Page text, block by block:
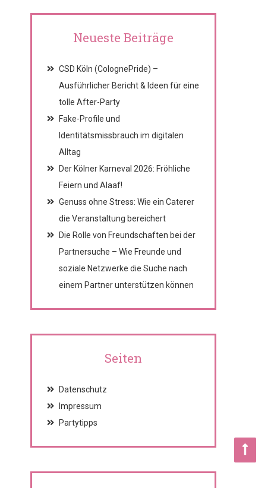
Neueste Beiträge
CSD Köln (ColognePride) –
Ausführlicher Bericht & Ideen für eine
tolle After-Party
Fake-Profile und
Identitätsmissbrauch im digitalen
Alltag
Der Kölner Karneval 2026: Fröhliche
Feiern und Alaaf!
Genuss ohne Stress: Wie ein Caterer
die Veranstaltung bereichert
Die Rolle von Freundschaften bei der
Partnersuche – Wie Freunde und
soziale Netzwerke die Suche nach
einem Partner unterstützen können
Seiten
Datenschutz
Impressum
Partytipps